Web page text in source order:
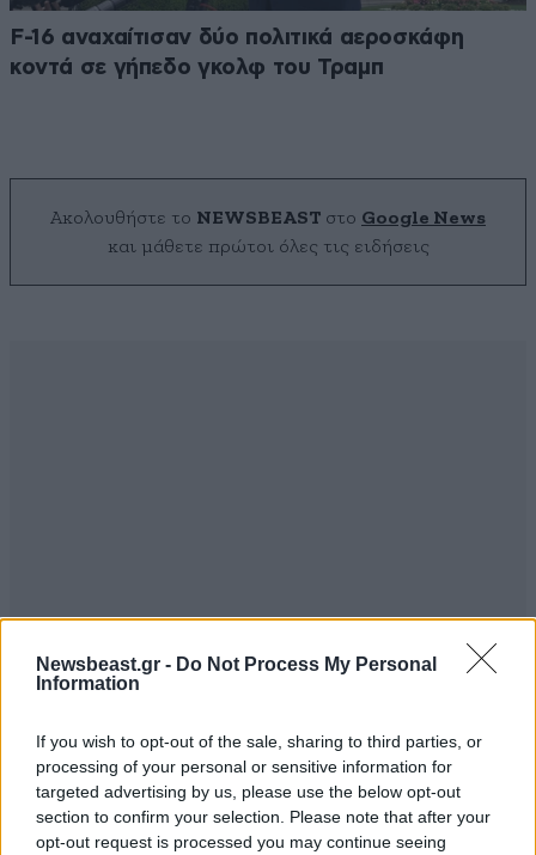
Newsbeast.gr - Do Not Process My Personal
Information
If you wish to opt-out of the sale, sharing to third parties, or
processing of your personal or sensitive information for
targeted advertising by us, please use the below opt-out
section to confirm your selection. Please note that after your
opt-out request is processed you may continue seeing
F-16 αναχαίτισαν δύο πολιτικά αεροσκάφη
κοντά σε γήπεδο γκολφ του Τραμπ
Ακολουθήστε το NEWSBEAST στο Google News
και μάθετε πρώτοι όλες τις ειδήσεις
0 ΣΧΌΛΙΑ ΑΝΑΓΝΩΣΤΏΝ